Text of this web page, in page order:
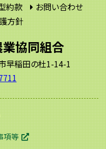
約款
お問い合わせ
方針
協同組合
早稲田の杜1-14-1
項等